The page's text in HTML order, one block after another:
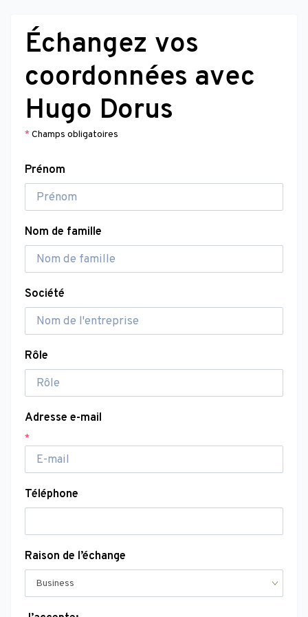
Échangez vos
coordonnées avec
Hugo Dorus
*Champs obligatoires
Prénom
Nom de famille
Société
Rôle
Adresse e-mail
*
Téléphone
Raison de l’échange